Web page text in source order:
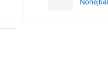
Nohejbal